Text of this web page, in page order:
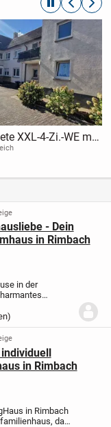
automatische
XXL-4-Zi.-WE mit
und Gärtchen
- Dein
in Rimbach
in der
Dieses
durch sein
einen...
in Rimbach
in Rimbach
das